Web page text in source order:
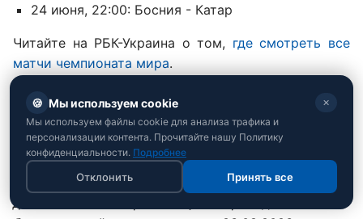
24 июня, 22:00: Босния - Катар
Читайте на РБК-Украина о том, где смотреть все
матчи чемпионата мира.
Ранее мы представили все команды группы А на
ЧМ-2026.
РЕКЛАМА. 21+
ООО "ГГБЕТ". Лицензия на осуществление
деятельности по организации и проведению
🍪 Мы используем cookie ✕
Мы используем файлы cookie для анализа трафика и
персонализации контента. Прочитайте нашу Политику
конфиденциальности. Подробнее
Отклонить Принять все